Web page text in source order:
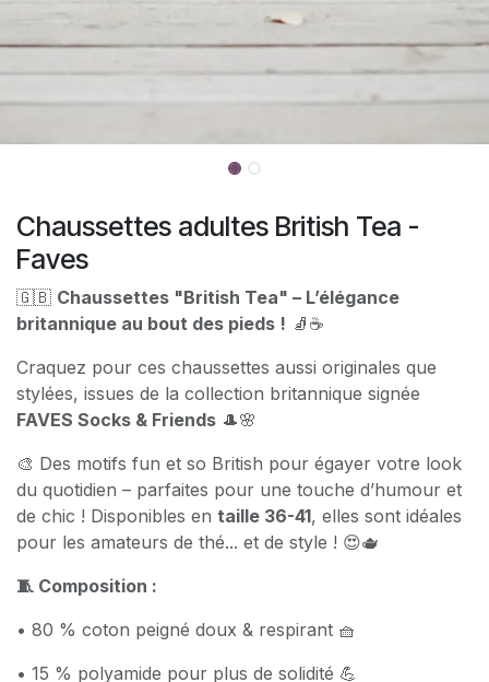
Chaussettes adultes British Tea -
Faves
🇬🇧 Chaussettes "British Tea" – L’élégance
britannique au bout des pieds ! 🧦☕
Craquez pour ces chaussettes aussi originales que
stylées, issues de la collection britannique signée
FAVES Socks & Friends 🎩🌸
🎨 Des motifs fun et so British pour égayer votre look
du quotidien – parfaites pour une touche d’humour et
de chic ! Disponibles en taille 36-41, elles sont idéales
pour les amateurs de thé... et de style ! 😍🫖
🧵 Composition :
• 80 % coton peigné doux & respirant 🧺
• 15 % polyamide pour plus de solidité 💪